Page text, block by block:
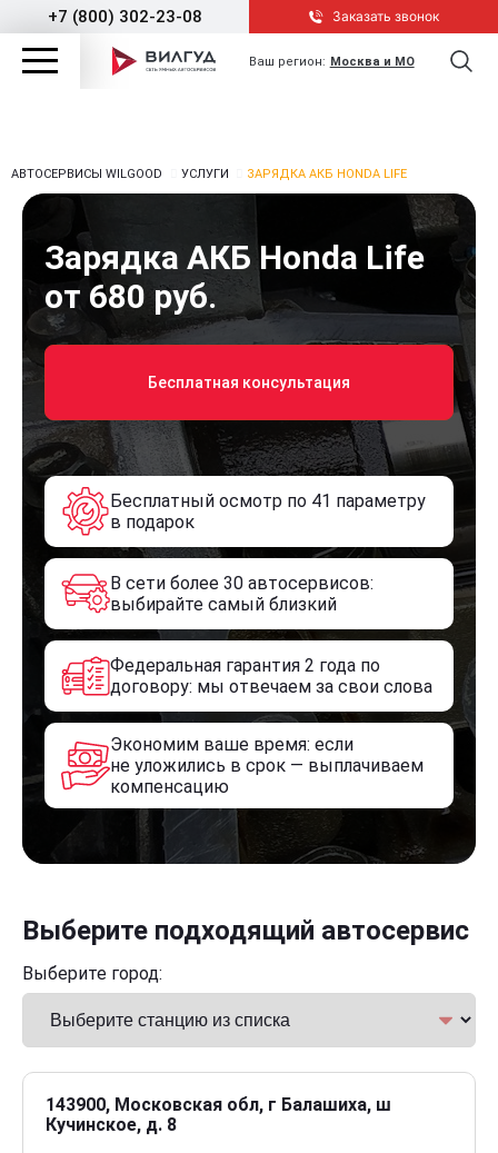
+7 (800) 302-23-08 Заказать звонок
Ваш регион: Москва и МО
АВТОСЕРВИСЫ WILGOOD УСЛУГИ ЗАРЯДКА АКБ HONDA LIFE
Зарядка АКБ Honda Life
от 680 руб.
Бесплатная консультация
Бесплатный осмотр по 41 параметру
в подарок
В сети более 30 автосервисов:
выбирайте самый близкий
Федеральная гарантия 2 года по
договору: мы отвечаем за свои слова
Экономим ваше время: если
не уложились в срок — выплачиваем
компенсацию
Выберите подходящий автосервис
Выберите город:
143900, Московская обл, г Балашиха, ш
Кучинское, д. 8